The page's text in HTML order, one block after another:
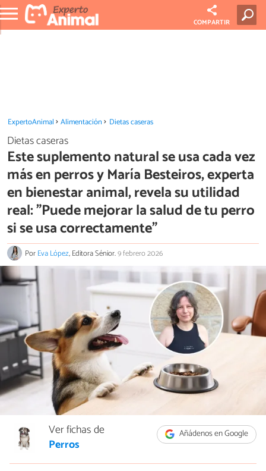
COMPARTIR
ExpertoAnimal Alimentación Dietas caseras
Dietas caseras
Este suplemento natural se usa cada vez
más en perros y María Besteiros, experta
en bienestar animal, revela su utilidad
real: "Puede mejorar la salud de tu perro
si se usa correctamente"
PorEva López, Editora Sénior.9 febrero 2026
Añádenos en Google
Ver fichas de
Perros